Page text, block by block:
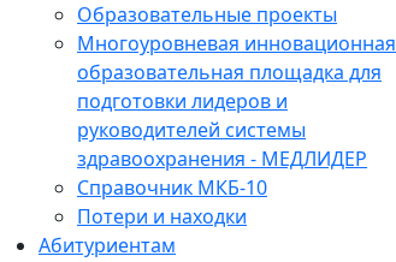
Образовательные проекты
Многоуровневая инновационная
образовательная площадка для
подготовки лидеров и
руководителей системы
здравоохранения - МЕДЛИДЕР
Справочник МКБ-10
Потери и находки
Абитуриентам